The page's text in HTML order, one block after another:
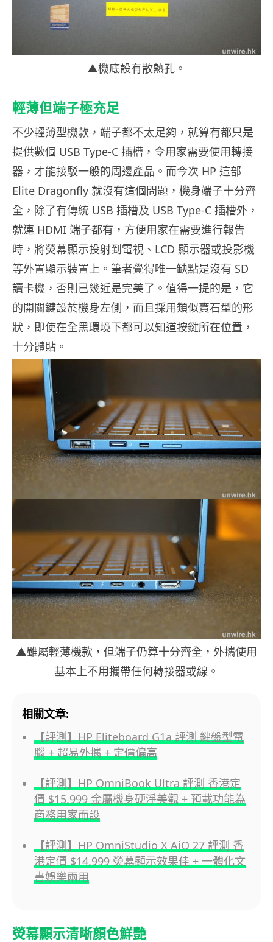
▲機底設有散熱孔。
輕薄但端子極充足
不少輕薄型機款，端子都不太足夠，就算有都只是
提供數個 USB Type-C 插槽，令用家需要使用轉接
器，才能接駁一般的周邊產品。而今次 HP 這部
Elite Dragonfly 就沒有這個問題，機身端子十分齊
全，除了有傳統 USB 插槽及 USB Type-C 插槽外，
就連 HDMI 端子都有，方便用家在需要進行報告
時，將熒幕顯示投射到電視、LCD 顯示器或投影機
等外置顯示裝置上。筆者覺得唯一缺點是沒有 SD
讀卡機，否則已幾近是完美了。值得一提的是，它
的開關鍵設於機身左側，而且採用類似寶石型的形
狀，即使在全黑環境下都可以知道按鍵所在位置，
十分體貼。
▲雖屬輕薄機款，但端子仍算十分齊全，外攜使用
基本上不用攜帶任何轉接器或線。
相關文章:
【評測】HP Eliteboard G1a 評測 鍵盤型電
腦 + 超易外攜 + 定價偏高
【評測】HP OmniBook Ultra 評測 香港定
價 $15,999 金屬機身硬淨美觀 + 預載功能為
商務用家而設
【評測】HP OmniStudio X AiO 27 評測 香
港定價 $14,999 熒幕顯示效果佳 + 一體化文
書娛樂兩用
熒幕顯示清晰顏色鮮艷